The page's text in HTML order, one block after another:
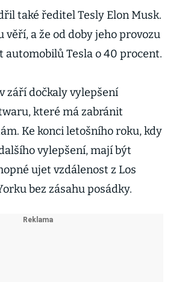
ostatní
také ředitel Tesly Elon Musk.
věří, a že od doby jeho provozu
automobilů Tesla o 40 procent.
září dočkaly vylepšení
které má zabránit
Ke konci letošního roku, kdy
vylepšení, mají být
ujet vzdálenost z Los
bez zásahu posádky.